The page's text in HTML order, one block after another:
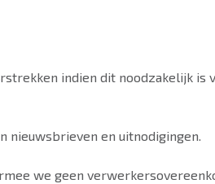
indien dit noodzakelijk
nieuwsbrieven en uitnodigingen.
we geen